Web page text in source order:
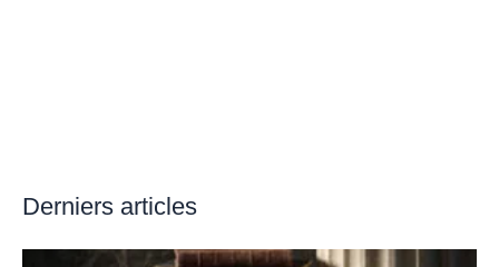
Derniers articles